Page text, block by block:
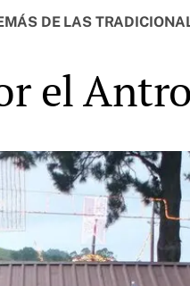
DE LAS
el